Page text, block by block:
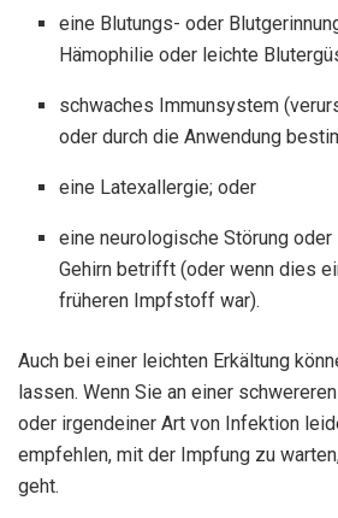
eine Blutungs- oder
Hämophilie oder leichte
schwaches Immunsystem
oder durch die Anwendung
eine Latexallergie; oder
eine neurologische Störung oder
Gehirn betrifft (oder wenn dies
früheren Impfstoff war).
Auch bei einer leichten Erkältung
lassen. Wenn Sie an einer
oder irgendeiner Art von Infektion
empfehlen, mit der Impfung zu
geht.